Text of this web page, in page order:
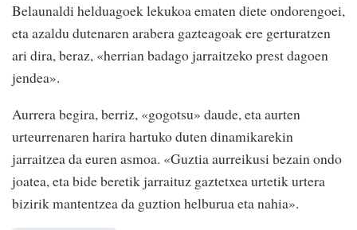
Belaunaldi helduagoek lekukoa ematen diete ondorengoei,
eta azaldu dutenaren arabera gazteagoak ere gerturatzen
ari dira, beraz, «herrian badago jarraitzeko prest dagoen
jendea».
Aurrera begira, berriz, «gogotsu» daude, eta aurten
urteurrenaren harira hartuko duten dinamikarekin
jarraitzea da euren asmoa. «Guztia aurreikusi bezain ondo
joatea, eta bide beretik jarraituz gaztetxea urtetik urtera
bizirik mantentzea da guztion helburua eta nahia».